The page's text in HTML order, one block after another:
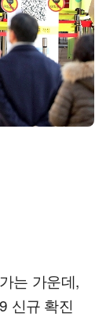
는 가운데,
신규 확진